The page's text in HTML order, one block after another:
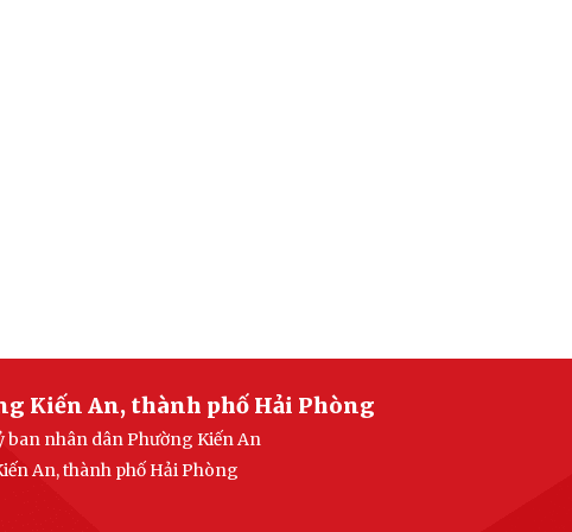
Kiến An, thành phố Hải Phòng
ban nhân dân Phường Kiến An
An, thành phố Hải Phòng